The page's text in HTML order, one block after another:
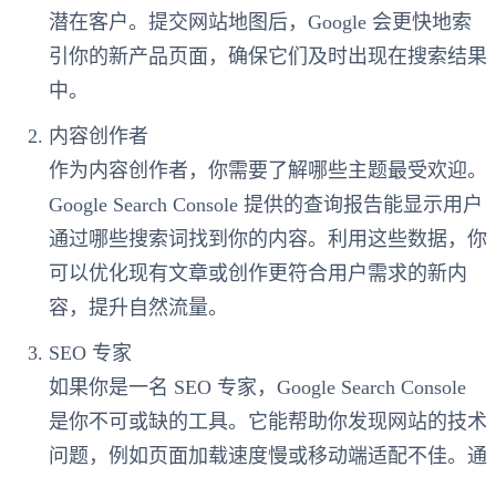
潜在客户。提交网站地图后，Google 会更快地索
引你的新产品页面，确保它们及时出现在搜索结果
中。
内容创作者
作为内容创作者，你需要了解哪些主题最受欢迎。
Google Search Console 提供的查询报告能显示用户
通过哪些搜索词找到你的内容。利用这些数据，你
可以优化现有文章或创作更符合用户需求的新内
容，提升自然流量。
SEO 专家
如果你是一名 SEO 专家，Google Search Console
是你不可或缺的工具。它能帮助你发现网站的技术
问题，例如页面加载速度慢或移动端适配不佳。通